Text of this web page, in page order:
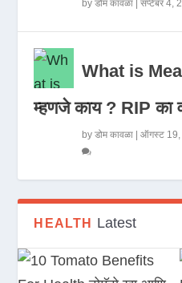
byडोम कावळा |सप्टेंबर 4,
What is
म्हणजे काय ? RIP का
byडोम कावळा |ऑगस्ट 19,
HEALTH Latest